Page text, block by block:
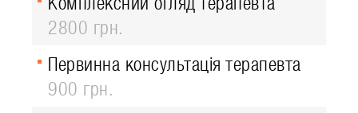
2800 грн.
Первинна консультація терапевта
900 грн.